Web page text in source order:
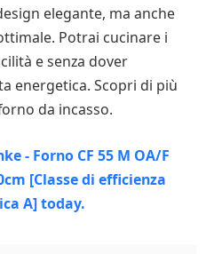
elegante, ma anche
Potrai cucinare i
e senza dover
energetica. Scopri di più
da incasso.